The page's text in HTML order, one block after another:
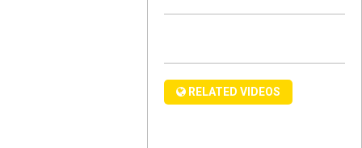
RELATED VIDEOS
และ
ของ
Biden:
Poll
ตั้ง
โคโลราโด
ตัด
สิทธิ์